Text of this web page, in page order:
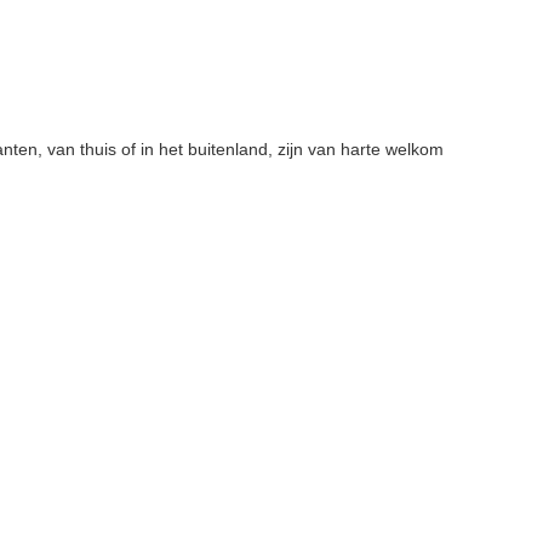
van thuis of in het buitenland, zijn van harte welkom